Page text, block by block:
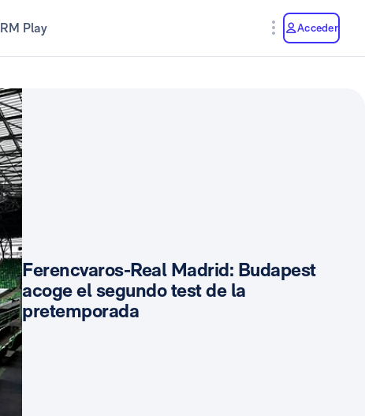
RM Play Acceder
Ferencvaros-Real Madrid: Budapest
acoge el segundo test de la
pretemporada